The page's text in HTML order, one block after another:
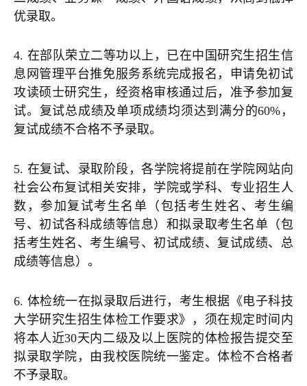
优录取。
4. 在部队荣立二等功以上，已在中国研究生招生信
息网管理平台推免服务系统完成报名，申请免初试
攻读硕士研究生，经资格审核通过后，准予参加复
试。复试总成绩及单项成绩均须达到满分的60%，
复试成绩不合格不予录取。
5. 在复试、录取阶段，各学院将提前在学院网站向
社会公布复试相关安排，学院或学科、专业招生人
数，参加复试考生名单（包括考生姓名、考生编
号、初试各科成绩等信息）和拟录取考生名单（包
括考生姓名、考生编号、初试成绩、复试成绩、总
成绩等信息）。
6. 体检统一在拟录取后进行，考生根据《电子科技
大学研究生招生体检工作要求》，须在规定时间内
将本人近30天内二级及以上医院的体检报告提交至
拟录取学院，由我校医院统一鉴定。体检不合格者
不予录取。